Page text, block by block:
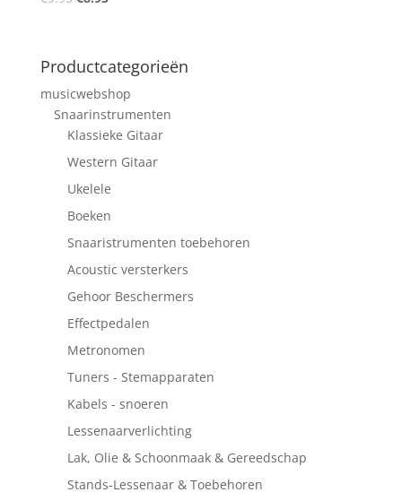
€9.95.
€8.95.
Productcategorieën
musicwebshop
Snaarinstrumenten
Klassieke Gitaar
Western Gitaar
Ukelele
Boeken
Snaaristrumenten toebehoren
Acoustic versterkers
Gehoor Beschermers
Effectpedalen
Metronomen
Tuners - Stemapparaten
Kabels - snoeren
Lessenaarverlichting
Lak, Olie & Schoonmaak & Gereedschap
Stands-Lessenaar & Toebehoren